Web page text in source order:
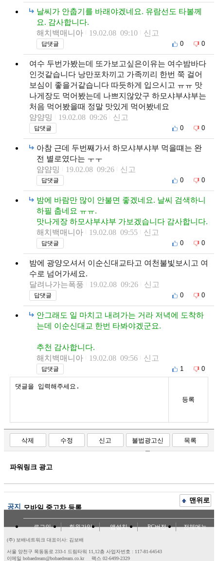
날씨가 안춥기를 바래야겠네요. 유람선도 타볼께
요. 감사합니다.
해치백매니아
19.02.08 09:10 신고
답댓글 0 0
여수 두번가봤는데 또가보고싶은이유는 여수밤바다
인것같습니다 낭만포차끼고 가족끼리 한번 쭉 걸어
보심이 좋을거같습니다 따듯하게 입으시고 ㅠㅠ 맛
나게장도 먹어봤는데 나쁘지않았구 하모샤부샤부는
처음 먹어봤을때 정말 맛있게 먹어봤네요
얌얌밍
19.02.08 09:26 신고
답댓글 0 0
아참 근데 두번째가서 하모샤부샤부 먹을떄는 완
전 별로였다는 ㅜㅜ
얌얌밍
19.02.08 09:26 신고
답댓글 0 0
밤에 바람만 많이 안불면 좋겠네요. 날씨 검색하니
하필 춥네요 ㅠㅠ.
맛나게장 하모샤부샤부 가보겠습니다 감사합니다.
해치백매니아
19.02.08 09:55 신고
답댓글 0 0
밤에 광양오셔서 이순신대교타고 여천불빛보시고 여
수로 넘어가세요.
달려나가는폭풍
19.02.08 09:26 신고
답댓글 0 0
안그래도 일 마치고 내려가는 거라 저녁에 도착하
는데 이순신대교 한번 타봐야겠군요.
추천 감사합니다.
해치백매니아
19.02.08 09:56 신고
답댓글 1 0
등록
삭제 수정 신고
불법광고신
고
목록
파워링크 광고
공지 모바일 중고차 등록
맨위로
로그인 회원가입 앱설치 PC버전 전체메뉴
(주) 보배네트워크 대표이사: 김보배
서울 양천구 목동동로 233-1 드림타워 11,12층 사업자번호 : 117-81-64543
이메일 bobaedream@bobaedream.co.kr
팩스 02-6499-2329